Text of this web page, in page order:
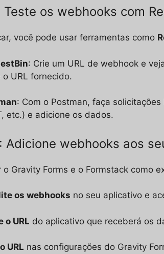
Teste os webhooks com
você pode usar ferramentas como
: Crie um URL de webhook e
o URL fornecido.
: Com o Postman, faça
etc.) e adicione os dados.
Adicione webhooks aos
o Gravity Forms e o Formstack como
os webhooks no seu aplicativo e
o URL do aplicativo que receberá os
URL nas configurações do Gravity